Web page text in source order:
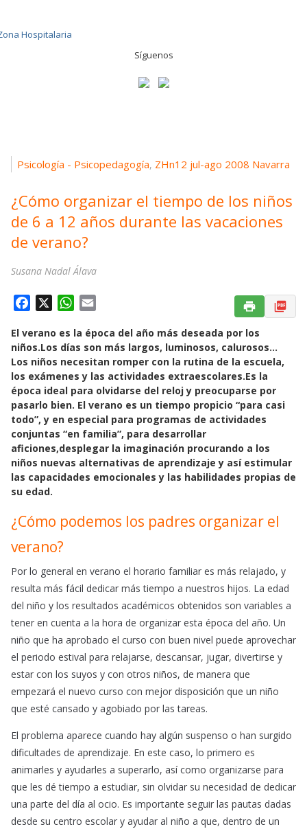
Síguenos
Psicología - Psicopedagogía, ZHn12 jul-ago 2008 Navarra
¿Cómo organizar el tiempo de los niños
de 6 a 12 años durante las vacaciones
de verano?
Susana Nadal Álava
c
e
b
o
o
k
W
a
t
s
A
p
p
a
i
l
El verano es la época del año más deseada por los
niños.Los días son más largos, luminosos, calurosos…
Los niños necesitan romper con la rutina de la escuela,
los exámenes y las actividades extraescolares.Es la
época ideal para olvidarse del reloj y preocuparse por
pasarlo bien. El verano es un tiempo propicio “para casi
todo”, y en especial para programas de actividades
conjuntas “en familia”, para desarrollar
aficiones,desplegar la imaginación procurando a los
niños nuevas alternativas de aprendizaje y así estimular
las capacidades emocionales y las habilidades propias de
su edad.
¿Cómo podemos los padres organizar el
verano?
Por lo general en verano el horario familiar es más relajado, y
resulta más fácil dedicar más tiempo a nuestros hijos. La edad
del niño y los resultados académicos obtenidos son variables a
tener en cuenta a la hora de organizar esta época del año. Un
niño que ha aprobado el curso con buen nivel puede aprovechar
el periodo estival para relajarse, descansar, jugar, divertirse y
estar con los suyos y con otros niños, de manera que
empezará el nuevo curso con mejor disposición que un niño
que esté cansado y agobiado por las tareas.
El problema aparece cuando hay algún suspenso o han surgido
dificultades de aprendizaje. En este caso, lo primero es
animarles y ayudarles a superarlo, así como organizarse para
que les dé tiempo a estudiar, sin olvidar su necesidad de dedicar
una parte del día al ocio. Es importante seguir las pautas dadas
desde su centro escolar y ayudar al niño a que, dentro de un